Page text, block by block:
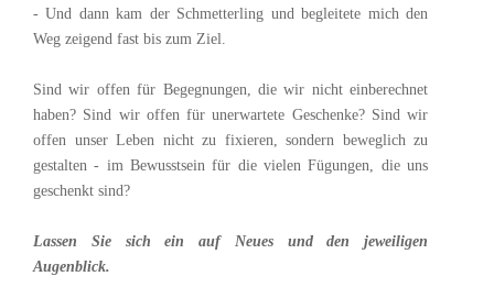
- Und dann kam der Schmetterling und begleitete mich den
Weg zeigend fast bis zum Ziel.
Sind wir offen für Begegnungen, die wir nicht einberechnet
haben? Sind wir offen für unerwartete Geschenke? Sind wir
offen unser Leben nicht zu fixieren, sondern beweglich zu
gestalten - im Bewusstsein für die vielen Fügungen, die uns
geschenkt sind?
Lassen Sie sich ein auf Neues und den jeweiligen
Augenblick.